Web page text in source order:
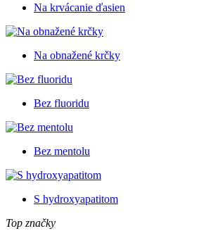
Na krvácanie ďasien
Na obnažené krčky
Bez fluoridu
Bez mentolu
S hydroxyapatitom
Top značky